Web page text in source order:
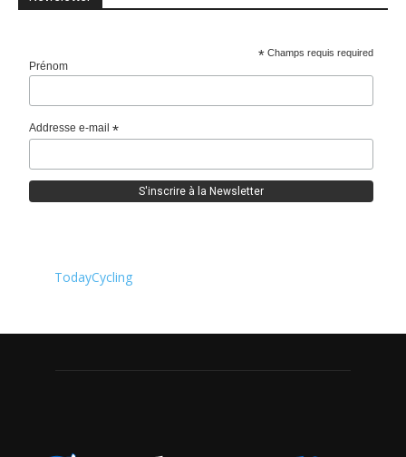
* Champs requis required
Prénom
Addresse e-mail*
TodayCycling